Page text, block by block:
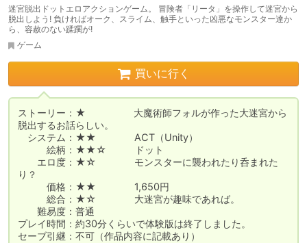
迷宮脱出ドットエロアクションゲーム。 冒険者「リータ」を操作して迷宮から
脱出しよう! 負ければオーク、スライム、触手といった凶悪なモンスター達か
ら、容赦のない蹂躙が!
ゲーム
買いに行く
ストーリー：★　　　　　大魔術師フォルが作った大迷宮から
脱出するお話らしい。
システム：★★　　　　ACT（Unity）
絵柄：★★☆　　　ドット
エロ度：★☆　　　　モンスターに襲われたり呑まれた
り？
価格：★★　　　　1,650円
総合：★☆　　　　大迷宮が趣味であれば。
難易度：普通
プレイ時間：約30分くらいで体験版は終了しました。
セーブ引継：不可（作品内容に記載あり）